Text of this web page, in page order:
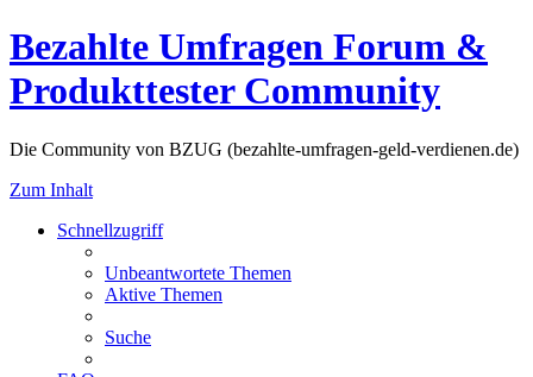
Bezahlte Umfragen Forum &
Produkttester Community
Die Community von BZUG (bezahlte-umfragen-geld-verdienen.de)
Zum Inhalt
Schnellzugriff
Unbeantwortete Themen
Aktive Themen
Suche